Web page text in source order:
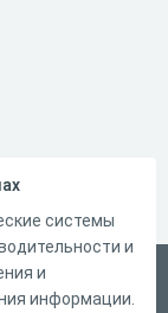
системы
и
и
информации.